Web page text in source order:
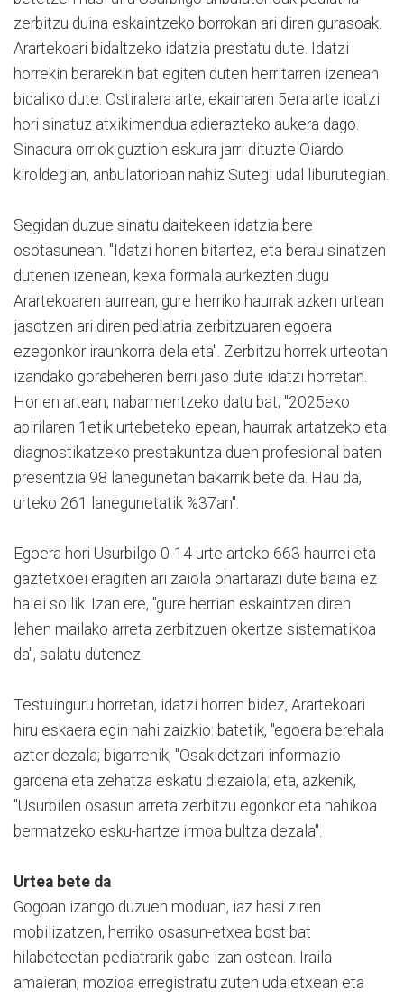
zerbitzu duina eskaintzeko borrokan ari diren gurasoak.
Arartekoari bidaltzeko idatzia prestatu dute. Idatzi
horrekin berarekin bat egiten duten herritarren izenean
bidaliko dute. Ostiralera arte, ekainaren 5era arte idatzi
hori sinatuz atxikimendua adierazteko aukera dago.
Sinadura orriok guztion eskura jarri dituzte Oiardo
kiroldegian, anbulatorioan nahiz Sutegi udal liburutegian.
Segidan duzue sinatu daitekeen idatzia bere
osotasunean. "Idatzi honen bitartez, eta berau sinatzen
dutenen izenean, kexa formala aurkezten dugu
Arartekoaren aurrean, gure herriko haurrak azken urtean
jasotzen ari diren pediatria zerbitzuaren egoera
ezegonkor iraunkorra dela eta". Zerbitzu horrek urteotan
izandako gorabeheren berri jaso dute idatzi horretan.
Horien artean, nabarmentzeko datu bat; "2025eko
apirilaren 1etik urtebeteko epean, haurrak artatzeko eta
diagnostikatzeko prestakuntza duen profesional baten
presentzia 98 lanegunetan bakarrik bete da. Hau da,
urteko 261 lanegunetatik %37an".
Egoera hori Usurbilgo 0-14 urte arteko 663 haurrei eta
gaztetxoei eragiten ari zaiola ohartarazi dute baina ez
haiei soilik. Izan ere, "gure herrian eskaintzen diren
lehen mailako arreta zerbitzuen okertze sistematikoa
da", salatu dutenez.
Testuinguru horretan, idatzi horren bidez, Arartekoari
hiru eskaera egin nahi zaizkio: batetik, "egoera berehala
azter dezala; bigarrenik, "Osakidetzari informazio
gardena eta zehatza eskatu diezaiola; eta, azkenik,
"Usurbilen osasun arreta zerbitzu egonkor eta nahikoa
bermatzeko esku-hartze irmoa bultza dezala".
Urtea bete da
Gogoan izango duzuen moduan, iaz hasi ziren
mobilizatzen, herriko osasun-etxea bost bat
hilabeteetan pediatrarik gabe izan ostean. Iraila
amaieran, mozioa erregistratu zuten udaletxean eta